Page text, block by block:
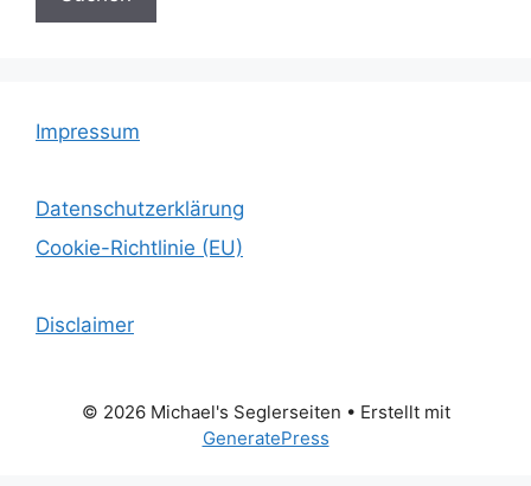
Impressum
Datenschutzerklärung
Cookie-Richtlinie (EU)
Disclaimer
© 2026 Michael's Seglerseiten • Erstellt mit
GeneratePress